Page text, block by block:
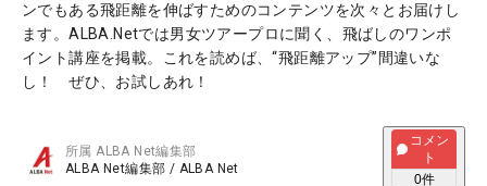
ンでもある飛距離を伸ばすためのコンテンツを次々とお届けし
ます。ALBA.Netでは男女ツアープロに聞く、飛ばしのワンポ
イント講座を掲載。これを読めば、“飛距離アップ”間違いな
し！ ぜひ、お試しあれ！
所属ALBA Net編集部
ALBA Net編集部 / ALBA Net
コメン
ト
0件